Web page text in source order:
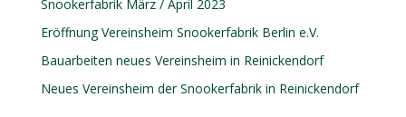
Snookerfabrik März / April 2023
Eröffnung Vereinsheim Snookerfabrik Berlin e.V.
Bauarbeiten neues Vereinsheim in Reinickendorf
Neues Vereinsheim der Snookerfabrik in Reinickendorf